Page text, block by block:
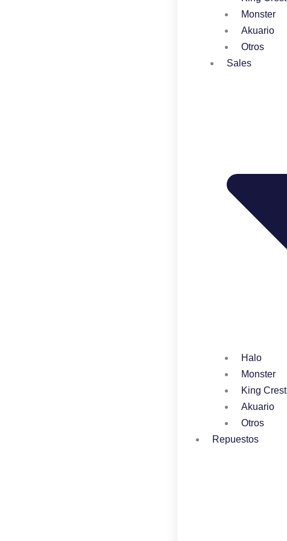
Monster
Akuario
Otros
Sales
Halo
Monster
King Crest
Akuario
Otros
Repuestos